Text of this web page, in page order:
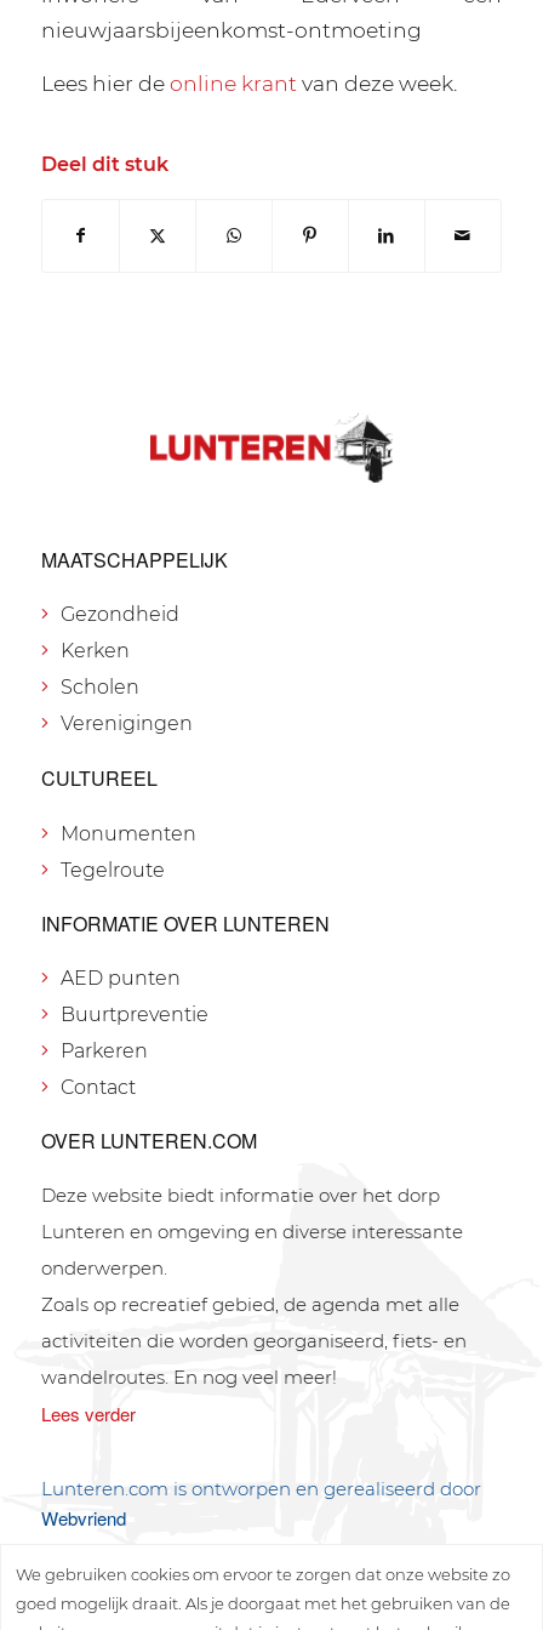
nieuwjaarsbijeenkomst-ontmoeting
Lees hier deonline krant van deze week.
Deel dit stuk
MAATSCHAPPELIJK
Gezondheid
Kerken
Scholen
Verenigingen
CULTUREEL
Monumenten
Tegelroute
INFORMATIE OVER LUNTEREN
AED punten
Buurtpreventie
Parkeren
Contact
OVER LUNTEREN.COM
Deze website biedt informatie over het dorp
Lunteren en omgeving en diverse interessante
onderwerpen.
Zoals op recreatief gebied, de agenda met alle
activiteiten die worden georganiseerd, fiets- en
wandelroutes. En nog veel meer!
Lees verder
Lunteren.com is ontworpen en gerealiseerd door
Webvriend
We gebruiken cookies om ervoor te zorgen dat onze website zo
goed mogelijk draait. Als je doorgaat met het gebruiken van de